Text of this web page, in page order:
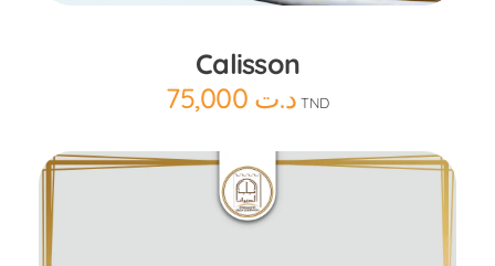
Calisson
د.ت 75,000 TND